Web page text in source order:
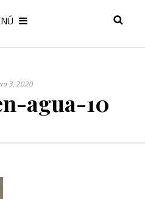
3, 2020
agua-10